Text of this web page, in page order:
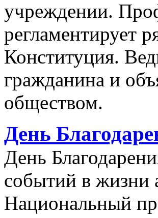
учреждении.
регламентирует
Конституция.
гражданина и
обществом.
День
День
событий в жизни
Национальный